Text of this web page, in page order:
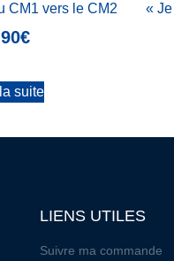
CM1 vers le CM2
€
suite
«
LIENS UTILES
Suivre ma commande